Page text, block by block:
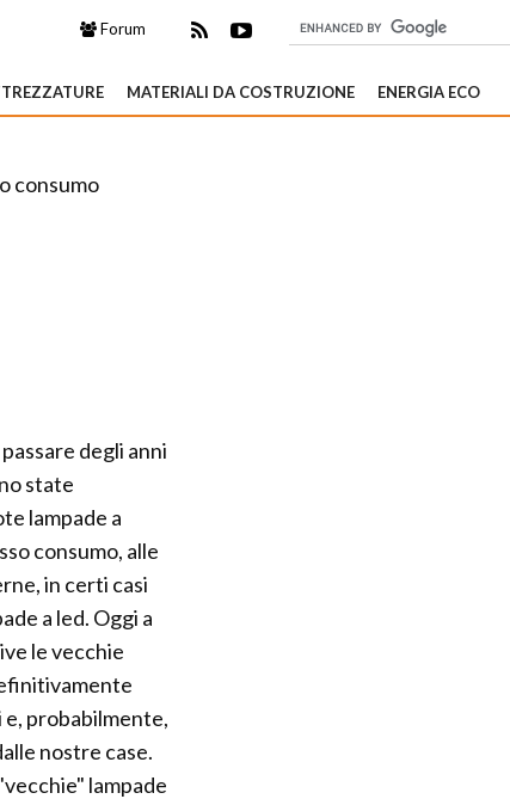
Forum
MATERIALI DA COSTRUZIONE ENERGIA ECO
consumo
degli anni
state
lampade a
consumo, alle
in certi casi
a led. Oggi a
le vecchie
e, probabilmente,
nostre case.
lampade